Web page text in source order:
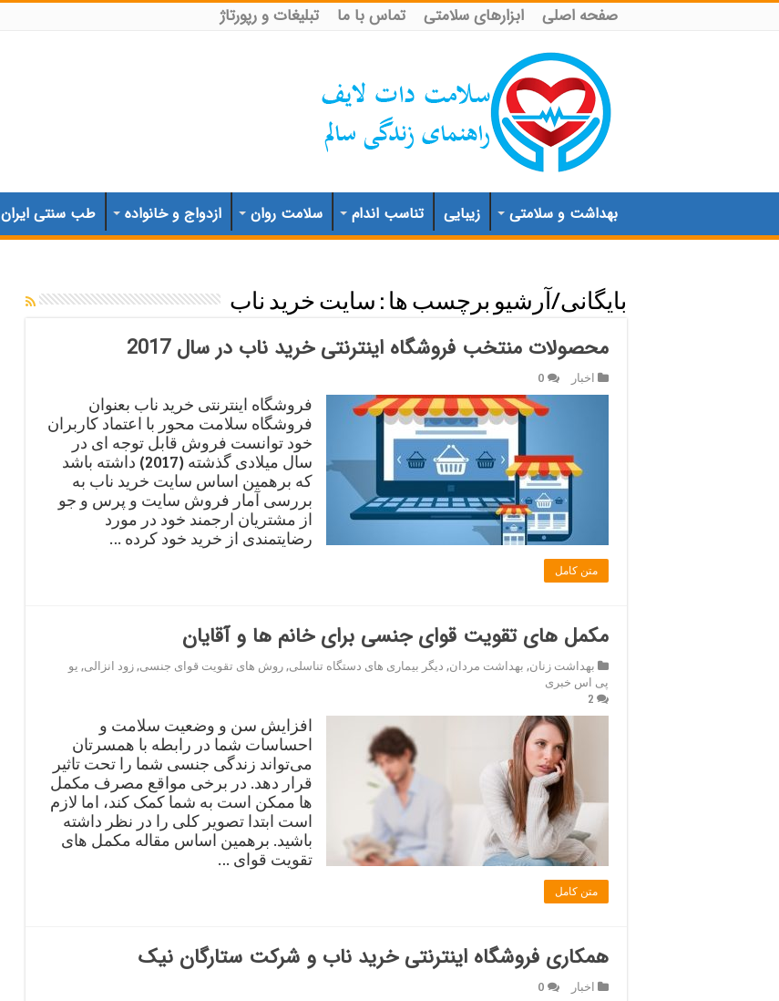
صفحه اصلی ابزارهای سلامتی تماس با ما تبلیغات و رپورتاژ
بهداشت و سلامتی زیبایی تناسب اندام سلامت روان ازدواج و خانواده طب سنتی ایران
بایگانی/آرشیو برچسب ها : سایت خرید ناب
محصولات منتخب فروشگاه اینترنتی خرید ناب در سال 2017
اخبار 0
فروشگاه اینترنتی خرید ناب بعنوان
فروشگاه سلامت محور با اعتماد کاربران
خود توانست فروش قابل توجه ای در
سال میلادی گذشته (2017) داشته باشد
که برهمین اساس سایت خرید ناب به
بررسی آمار فروش سایت و پرس و جو
از مشتریان ارجمند خود در مورد
رضایتمندی از خرید خود کرده …
متن کامل
مکمل های تقویت قوای جنسی برای خانم ها و آقایان
بهداشت زنان, بهداشت مردان, دیگر بیماری های دستگاه تناسلی,روش های تقویت قوای جنسی,زود انزالی, یو
پی اس خبری
2
افزایش سن و وضعیت سلامت و
احساسات شما در رابطه با همسرتان
می‌تواند زندگی جنسی شما را تحت تاثیر
قرار دهد. در برخی مواقع مصرف مکمل
ها ممکن است به شما کمک ‌کند، اما لازم
است ابتدا تصویر کلی را در نظر داشته
باشید. برهمین اساس مقاله مکمل های
تقویت قوای …
متن کامل
همکاری فروشگاه اینترنتی خرید ناب و شرکت ستارگان نیک
اخبار 0